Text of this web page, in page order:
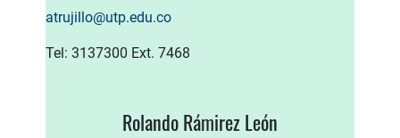
atrujillo@utp.edu.co
Tel: 3137300 Ext. 7468
Rolando Rámirez León